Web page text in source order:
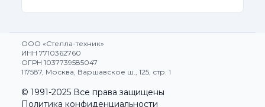
ООО «Стелла-техник»
ИНН 7710362760
ОГРН 1037739585047
117587, Москва, Варшавское ш., 125, стр. 1
© 1991-2025 Все права защищены
Политика конфиденциальности